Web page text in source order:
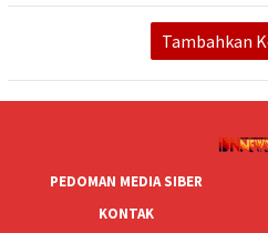
Tambahkan
PEDOMAN MEDIA SIBER
KONTAK